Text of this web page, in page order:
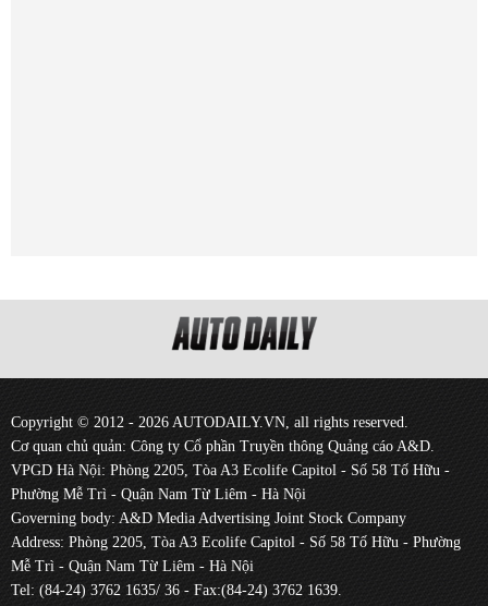
Copyright © 2012 - 2026 AUTODAILY.VN, all rights reserved.
Cơ quan chủ quản: Công ty Cổ phần Truyền thông Quảng cáo A&D.
VPGD Hà Nội: Phòng 2205, Tòa A3 Ecolife Capitol - Số 58 Tố Hữu -
Phường Mễ Trì - Quận Nam Từ Liêm - Hà Nội
Governing body: A&D Media Advertising Joint Stock Company
Address: Phòng 2205, Tòa A3 Ecolife Capitol - Số 58 Tố Hữu - Phường
Mễ Trì - Quận Nam Từ Liêm - Hà Nội
Tel: (84-24) 3762 1635/ 36 - Fax:(84-24) 3762 1639.